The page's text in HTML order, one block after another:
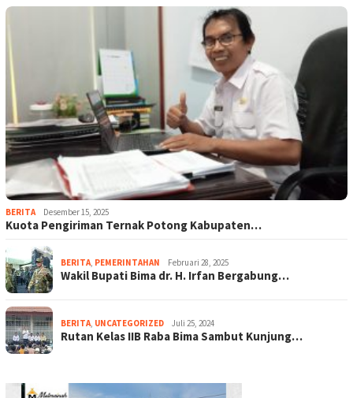
BERITA Desember 15, 2025
Kuota Pengiriman Ternak Potong Kabupaten…
BERITA, PEMERINTAHAN Februari 28, 2025
Wakil Bupati Bima dr. H. Irfan Bergabung…
BERITA, UNCATEGORIZED Juli 25, 2024
Rutan Kelas IIB Raba Bima Sambut Kunjung…